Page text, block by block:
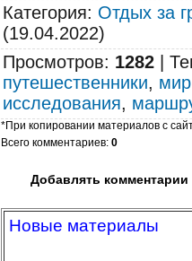
Категория: Отдых за
(19.04.2022)
Просмотров: 1282
путешественники, мир
исследования,
*При копировании материалов с
Всего комментариев: 0
Добавлять комментарии
Новые материалы